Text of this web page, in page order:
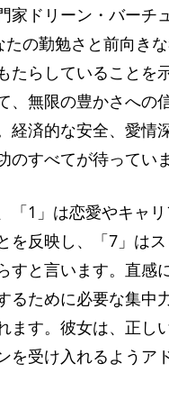
家ドリーン・バーチ
たの勤勉さと前向き
たらしていることを
、無限の豊かさへの
経済的な安全、愛情
のすべてが待っていま
「1」は恋愛やキャ
を反映し、「7」は
すと言います。直感
るために必要な集中
ます。彼女は、正し
を受け入れるようア